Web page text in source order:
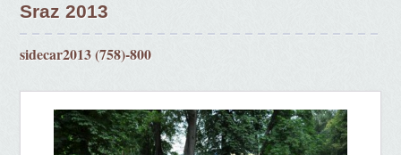
Sraz 2013
sidecar2013 (758)-800